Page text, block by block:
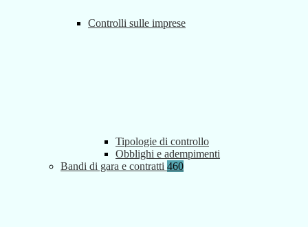
Controlli sulle imprese
Tipologie di controllo
Obblighi e adempimenti
Bandi di gara e contratti 460